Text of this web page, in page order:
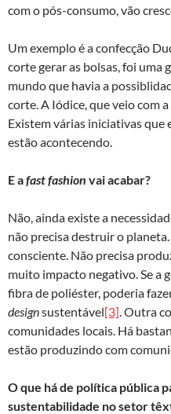
com o pós-consumo, vão
Um exemplo é a confecção
corte gerar as bolsas, foi uma
mundo que havia a
corte. A Iódice, que veio com
Existem várias iniciativas que
estão acontecendo.
E afast fashion vai acabar?
Não, ainda existe a
não precisa destruir o
consciente. Não precisa
muito impacto negativo. Se a
fibra de poliéster, poderia
designsustentável[3]. Outra
comunidades locais. Há
estão produzindo com
O que há de política pública
sustentabilidade no setor